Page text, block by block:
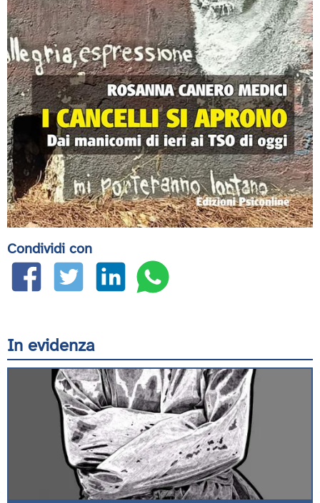
Condividi con
In evidenza